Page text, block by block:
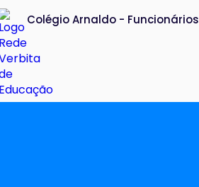
Colégio Arnaldo - Funcionários